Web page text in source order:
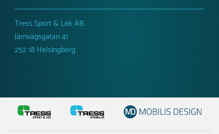
Tress Sport & Lek AB
Järnvägsgatan 41
252 18 Helsingborg